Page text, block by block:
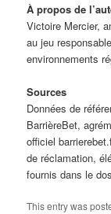
À propos de
Victoire Mercier,
au jeu
environnements
Sources
Données de
BarrièreBet,
officiel
de réclamation,
fournis dans le
This entry was